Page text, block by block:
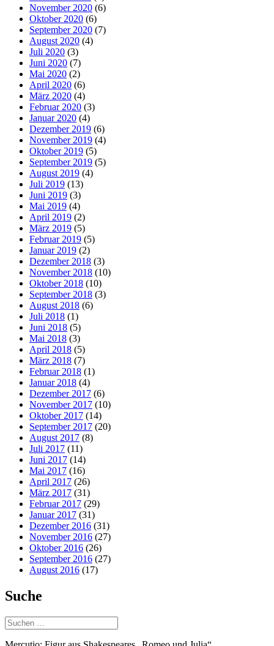
November 2020 (6)
Oktober 2020 (6)
September 2020 (7)
August 2020 (4)
Juli 2020 (3)
Juni 2020 (7)
Mai 2020 (2)
April 2020 (6)
März 2020 (4)
Februar 2020 (3)
Januar 2020 (4)
Dezember 2019 (6)
November 2019 (4)
Oktober 2019 (5)
September 2019 (5)
August 2019 (4)
Juli 2019 (13)
Juni 2019 (3)
Mai 2019 (4)
April 2019 (2)
März 2019 (5)
Februar 2019 (5)
Januar 2019 (2)
Dezember 2018 (3)
November 2018 (10)
Oktober 2018 (10)
September 2018 (3)
August 2018 (6)
Juli 2018 (1)
Juni 2018 (5)
Mai 2018 (3)
April 2018 (5)
März 2018 (7)
Februar 2018 (1)
Januar 2018 (4)
Dezember 2017 (6)
November 2017 (10)
Oktober 2017 (14)
September 2017 (20)
August 2017 (8)
Juli 2017 (11)
Juni 2017 (14)
Mai 2017 (16)
April 2017 (26)
März 2017 (31)
Februar 2017 (29)
Januar 2017 (31)
Dezember 2016 (31)
November 2016 (27)
Oktober 2016 (26)
September 2016 (27)
August 2016 (17)
Suche
Suchen
nach: